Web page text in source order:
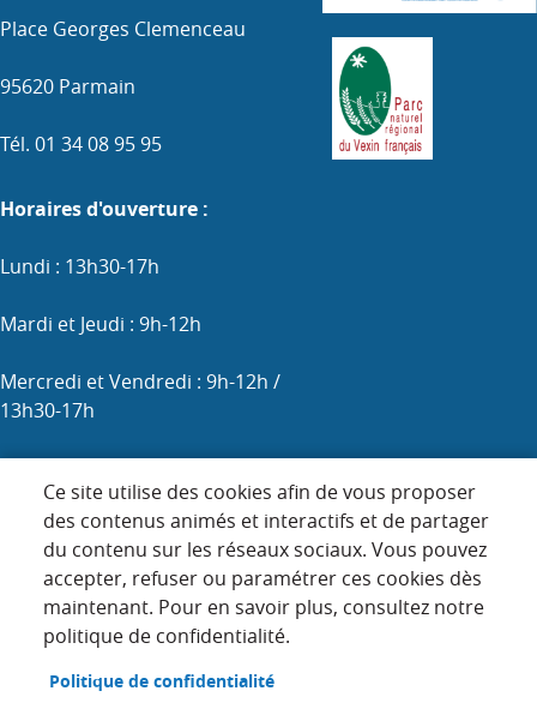
Ce site utilise des cookies afin de vous proposer
des contenus animés et interactifs et de partager
du contenu sur les réseaux sociaux. Vous pouvez
accepter, refuser ou paramétrer ces cookies dès
maintenant. Pour en savoir plus, consultez notre
politique de confidentialité.
Politique de confidentialité
Place Georges Clemenceau
95620 Parmain
Tél. 01 34 08 95 95
Horaires d'ouverture :
Lundi : 13h30-17h
Mardi et Jeudi : 9h-12h
Mercredi et Vendredi : 9h-12h /
13h30-17h
Samedi : 9h-12h (les 1er, 3e et 5e)
Menu
Pied
page
ACCUEIL
PLAN DU SITE
CONTACT